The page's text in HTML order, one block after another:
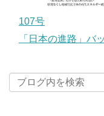
107号
「日本の進路」バ